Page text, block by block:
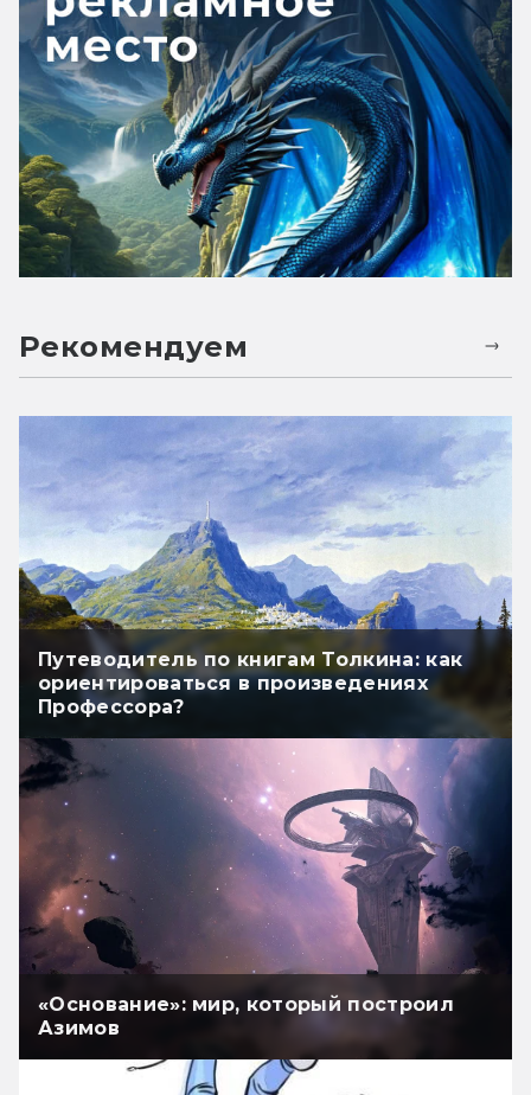
Рекомендуем
Путеводитель по книгам Толкина: как
ориентироваться в произведениях
Профессора?
«Основание»: мир, который построил
Азимов